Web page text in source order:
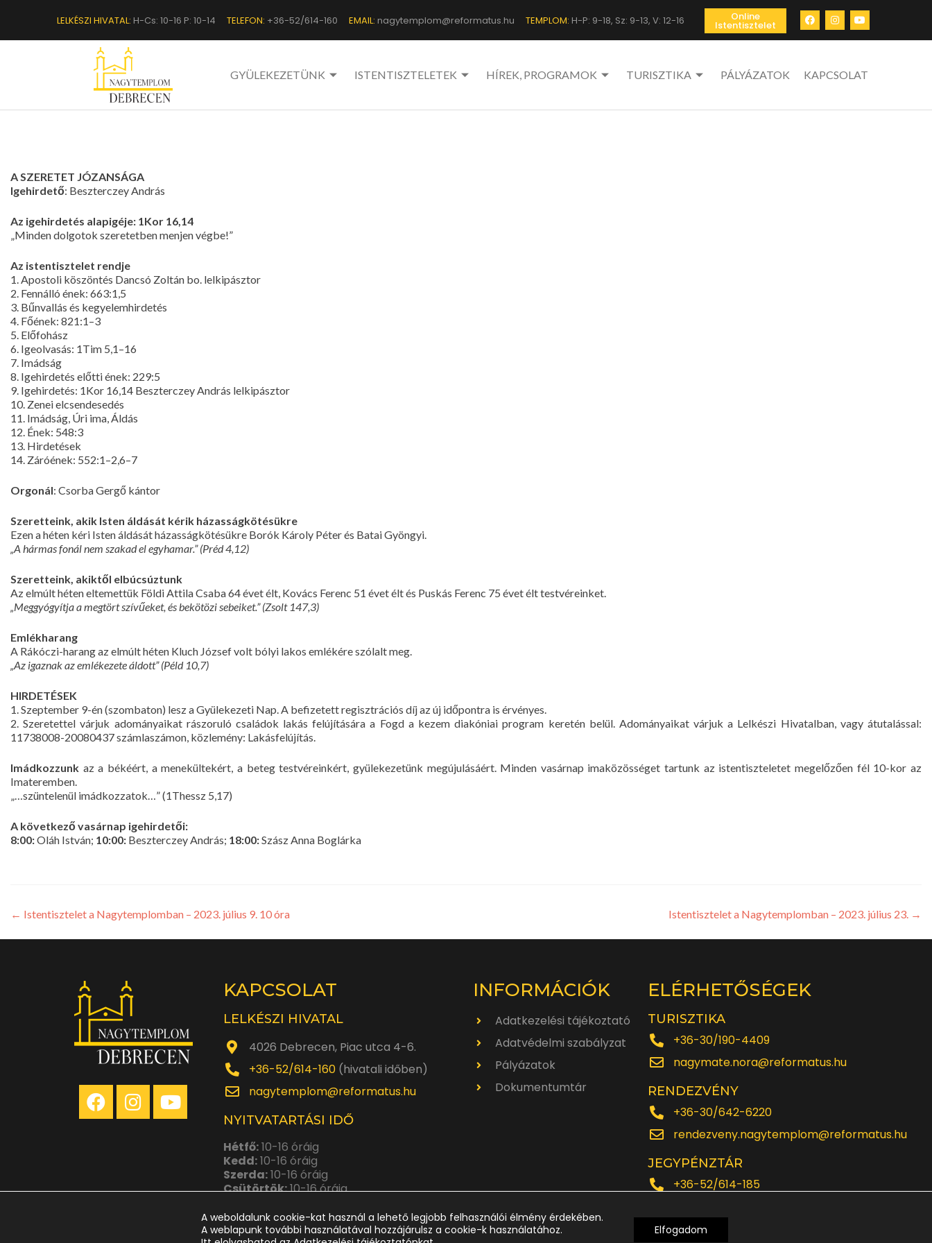
LELKÉSZI HIVATAL: H-Cs: 10-16 P: 10-14 TELEFON: +36-52/614-160 EMAIL: nagytemplom@reformatus.hu TEMPLOM: H-P: 9-18, Sz: 9-13, V: 12-16 Online
Istentisztelet
GYÜLEKEZETÜNK ISTENTISZTELETEK HÍREK, PROGRAMOK TURISZTIKA PÁLYÁZATOK KAPCSOLAT
A SZERETET JÓZANSÁGA
Igehirdető: Beszterczey András
Az igehirdetés alapigéje: 1Kor 16,14
„Minden dolgotok szeretetben menjen végbe!”
Az istentisztelet rendje
1. Apostoli köszöntés Dancsó Zoltán bo. lelkipásztor
2. Fennálló ének: 663:1,5
3. Bűnvallás és kegyelemhirdetés
4. Főének: 821:1–3
5. Előfohász
6. Igeolvasás: 1Tim 5,1–16
7. Imádság
8. Igehirdetés előtti ének: 229:5
9. Igehirdetés: 1Kor 16,14 Beszterczey András lelkipásztor
10. Zenei elcsendesedés
11. Imádság, Úri ima, Áldás
12. Ének: 548:3
13. Hirdetések
14. Záróének: 552:1–2,6–7
Orgonál: Csorba Gergő kántor
Szeretteink, akik Isten áldását kérik házasságkötésükre
Ezen a héten kéri Isten áldását házasságkötésükre Borók Károly Péter és Batai Gyöngyi.
„A hármas fonál nem szakad el egyhamar.” (Préd 4,12)
Szeretteink, akiktől elbúcsúztunk
Az elmúlt héten eltemettük Földi Attila Csaba 64 évet élt, Kovács Ferenc 51 évet élt és Puskás Ferenc 75 évet élt testvéreinket.
„Meggyógyítja a megtört szívűeket, és bekötözi sebeiket.” (Zsolt 147,3)
Emlékharang
A Rákóczi-harang az elmúlt héten Kluch József volt bólyi lakos emlékére szólalt meg.
„Az igaznak az emlékezete áldott” (Péld 10,7)
HIRDETÉSEK
1. Szeptember 9-én (szombaton) lesz a Gyülekezeti Nap. A befizetett regisztrációs díj az új időpontra is érvényes.
2. Szeretettel várjuk adományaikat rászoruló családok lakás felújítására a Fogd a kezem diakóniai program keretén belül. Adományaikat várjuk a Lelkészi Hivatalban, vagy átutalással:
11738008-20080437 számlaszámon, közlemény: Lakásfelújítás.
Imádkozzunk az a békéért, a menekültekért, a beteg testvéreinkért, gyülekezetünk megújulásáért. Minden vasárnap imaközösséget tartunk az istentiszteletet megelőzően fél 10-kor az
Imateremben.
„…szüntelenül imádkozzatok…” (1Thessz 5,17)
A következő vasárnap igehirdetői:
8:00:Oláh István; 10:00: Beszterczey András; 18:00:Szász Anna Boglárka
← Istentisztelet a Nagytemplomban – 2023. július 9. 10 óra Istentisztelet a Nagytemplomban – 2023. július 23. →
KAPCSOLAT
LELKÉSZI HIVATAL
4026 Debrecen, Piac utca 4-6.
+36-52/614-160 (hivatali időben)
nagytemplom@reformatus.hu
NYITVATARTÁSI IDŐ
Hétfő:10-16 óráig
Kedd:10-16 óráig
Szerda:10-16 óráig
Csütörtök:10-16 óráig
INFORMÁCIÓK
Adatkezelési tájékoztató
Adatvédelmi szabályzat
Pályázatok
Dokumentumtár
ELÉRHETŐSÉGEK
TURISZTIKA
+36-30/190-4409
nagymate.nora@reformatus.hu
RENDEZVÉNY
+36-30/642-6220
rendezveny.nagytemplom@reformatus.hu
JEGYPÉNZTÁR
+36-52/614-185
A weboldalunk cookie-kat használ a lehető legjobb felhasználói élmény érdekében.
A weblapunk további használatával hozzájárulsz a cookie-k használatához.
Elfogadom